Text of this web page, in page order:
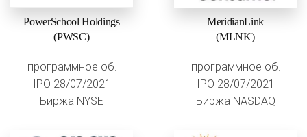
PowerSchool Holdings
(PWSC)
программное об.
IPO 28/07/2021
Биржа NYSE
MeridianLink
(MLNK)
программное об.
IPO 28/07/2021
Биржа NASDAQ